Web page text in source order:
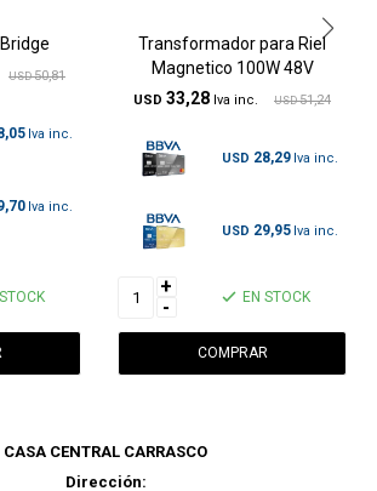
USD 50,81
Transformador para Riel
Magnetico 100W 48V
USD 33,28 USD 51,24
USD 28,29
USD 29,95
+
-
EN STOCK
CASA CENTRAL CARRASCO
Dirección: